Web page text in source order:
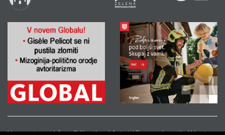
Vse pravice pridržane © Kinodvor |Avtorji|Pravno obvestilo|Varstvo